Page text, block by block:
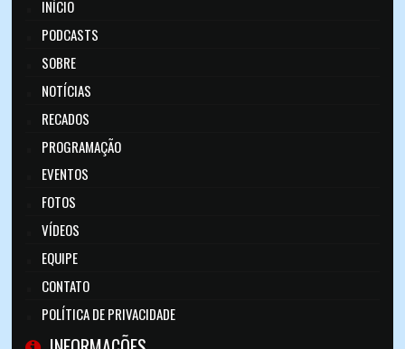
INÍCIO
PODCASTS
SOBRE
NOTÍCIAS
RECADOS
PROGRAMAÇÃO
EVENTOS
FOTOS
VÍDEOS
EQUIPE
CONTATO
POLÍTICA DE PRIVACIDADE